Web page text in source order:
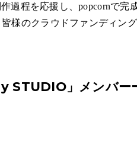
過程を応援し、popcornで
様のクラウドファンディン
STUDIO」 メンバー